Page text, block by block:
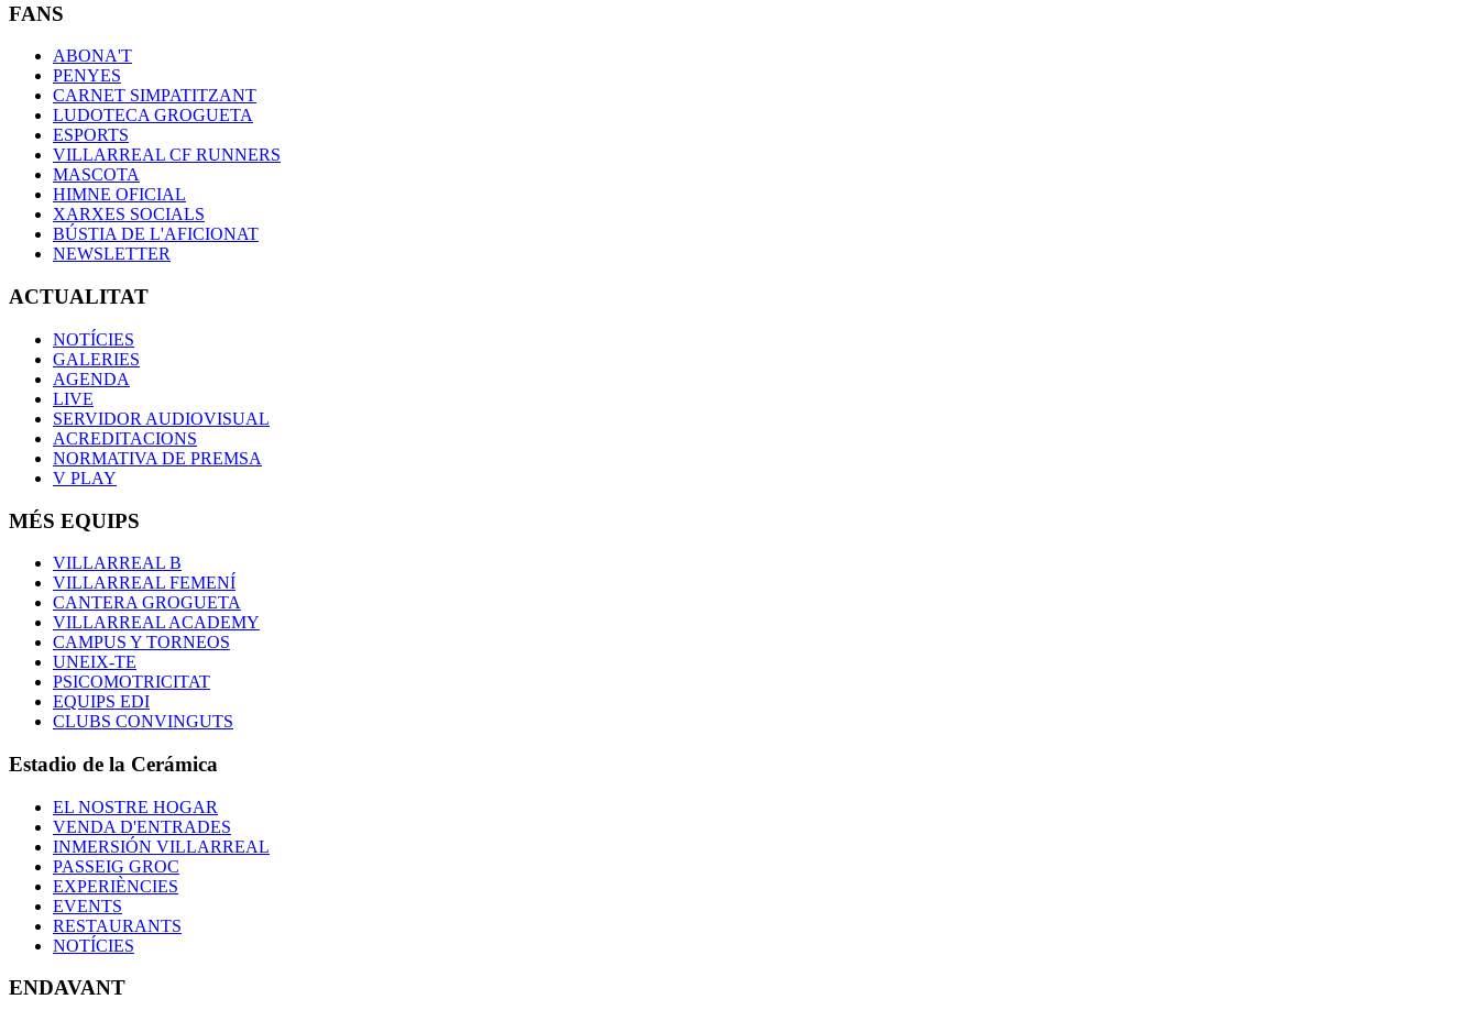
FANS
ABONA'T
PENYES
CARNET SIMPATITZANT
LUDOTECA GROGUETA
ESPORTS
VILLARREAL CF RUNNERS
MASCOTA
HIMNE OFICIAL
XARXES SOCIALS
BÚSTIA DE L'AFICIONAT
NEWSLETTER
ACTUALITAT
NOTÍCIES
GALERIES
AGENDA
LIVE
SERVIDOR AUDIOVISUAL
ACREDITACIONS
NORMATIVA DE PREMSA
V PLAY
MÉS EQUIPS
VILLARREAL B
VILLARREAL FEMENÍ
CANTERA GROGUETA
VILLARREAL ACADEMY
CAMPUS Y TORNEOS
UNEIX-TE
PSICOMOTRICITAT
EQUIPS EDI
CLUBS CONVINGUTS
Estadio de la Cerámica
EL NOSTRE HOGAR
VENDA D'ENTRADES
INMERSIÓN VILLARREAL
PASSEIG GROC
EXPERIÈNCIES
EVENTS
RESTAURANTS
NOTÍCIES
ENDAVANT